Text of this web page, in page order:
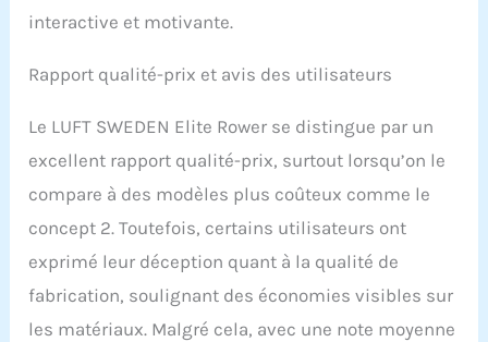
interactive et motivante.
Rapport qualité-prix et avis des utilisateurs
Le LUFT SWEDEN Elite Rower se distingue par un
excellent rapport qualité-prix, surtout lorsqu’on le
compare à des modèles plus coûteux comme le
concept 2. Toutefois, certains utilisateurs ont
exprimé leur déception quant à la qualité de
fabrication, soulignant des économies visibles sur
les matériaux. Malgré cela, avec une note moyenne